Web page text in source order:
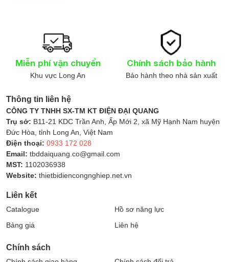
Miễn phí vận chuyển
Khu vực Long An
Chính sách bảo hành
Bảo hành theo nhà sản xuất
Thông tin liên hệ
CÔNG TY TNHH SX-TM KT ĐIỆN ĐẠI QUANG
Trụ sở: B11-21 KDC Trần Anh, Ấp Mới 2, xã Mỹ Hạnh Nam huyện
Đức Hòa, tỉnh Long An, Việt Nam
Điện thoại: 0933 172 028
Email: tbddaiquang.co@gmail.com
MST: 1102036938
Website: thietbidiencongnghiep.net.vn
Liên kết
Catalogue
Hồ sơ năng lực
Bảng giá
Liên hệ
Chính sách